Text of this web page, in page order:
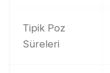
Tipik Poz
Süreleri